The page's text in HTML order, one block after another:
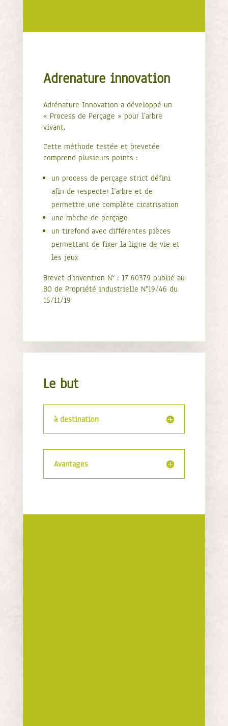
Adrenature innovation
Adrénature Innovation a développé un
« Process de Perçage » pour l’arbre
vivant.
Cette méthode testée et brevetée
comprend plusieurs points :
un process de perçage strict défini
afin de respecter l’arbre et de
permettre une complète cicatrisation
une mèche de perçage
un tirefond avec différentes pièces
permettant de fixer la ligne de vie et
les jeux
Brevet d’invention N° : 17 60379 publié au
BO de Propriété industrielle N°19/46 du
15/11/19
Le but
à destination
Avantages